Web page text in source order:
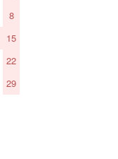
8
15
22
29